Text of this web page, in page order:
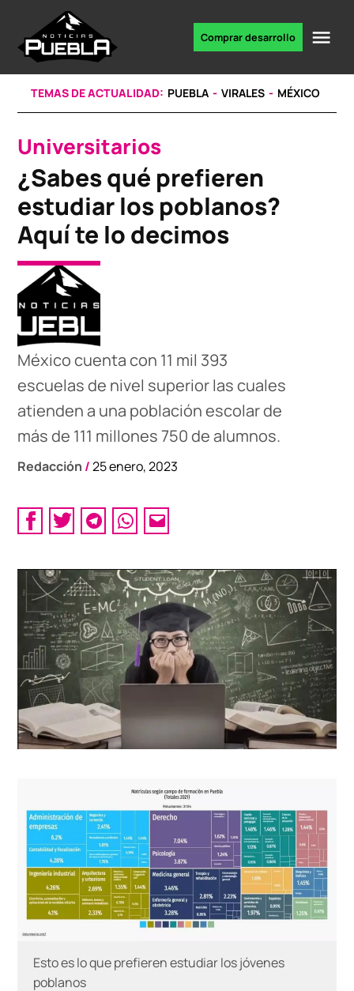
content
noticias
Comprar desarrollo
TEMAS DE ACTUALIDAD: PUEBLA VIRALES MÉXICO
POSTED
IN
Universitarios
¿Sabes qué prefieren
estudiar los poblanos?
Aquí te lo decimos
México cuenta con 11 mil 393
escuelas de nivel superior las cuales
atienden a una población escolar de
más de 111 millones 750 de alumnos.
Redacción / 25 enero, 2023
Esto es lo que prefieren estudiar los jóvenes
poblanos